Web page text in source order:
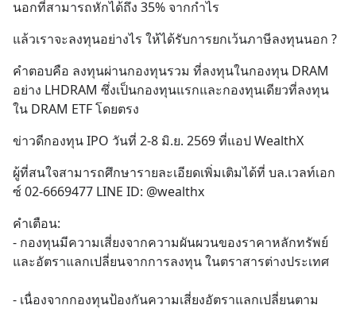
นอกที่สามารถหักได้ถึง 35% จากกำไร
แล้วเราจะลงทุนอย่างไร ให้ได้รับการยกเว้นภาษีลงทุนนอก ?
คำตอบคือ ลงทุนผ่านกองทุนรวม ที่ลงทุนในกองทุน DRAM
อย่าง LHDRAM ซึ่งเป็นกองทุนแรกและกองทุนเดียวที่ลงทุน
ใน DRAM ETF โดยตรง
ข่าวดีกองทุน IPO วันที่ 2-8 มิ.ย. 2569 ที่แอป WealthX
ผู้ที่สนใจสามารถศึกษารายละเอียดเพิ่มเติมได้ที่ บล.เวลท์เอก
ซ์ 02-6669477 LINE ID: @wealthx
คำเตือน:
- กองทุนมีความเสี่ยงจากความผันผวนของราคาหลักทรัพย์
และอัตราแลกเปลี่ยนจากการลงทุน ในตราสารต่างประเทศ
- เนื่องจากกองทุนป้องกันความเสี่ยงอัตราแลกเปลี่ยนตาม